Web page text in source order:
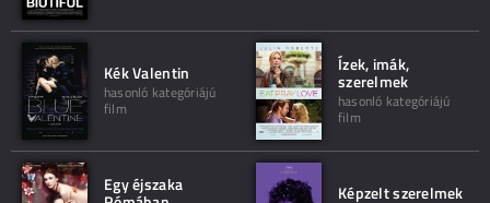
Kék Valentin
hasonló kategóriájú
film
Ízek, imák,
szerelmek
hasonló kategóriájú
film
Egy éjszaka Képzelt szerelmek